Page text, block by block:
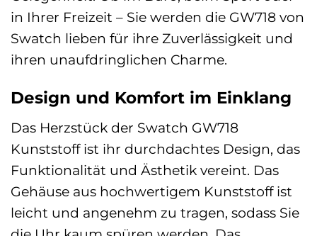
in Ihrer Freizeit – Sie werden die GW718 von
Swatch lieben für ihre Zuverlässigkeit und
ihren unaufdringlichen Charme.
Design und Komfort im Einklang
Das Herzstück der Swatch GW718
Kunststoff ist ihr durchdachtes Design, das
Funktionalität und Ästhetik vereint. Das
Gehäuse aus hochwertigem Kunststoff ist
leicht und angenehm zu tragen, sodass Sie